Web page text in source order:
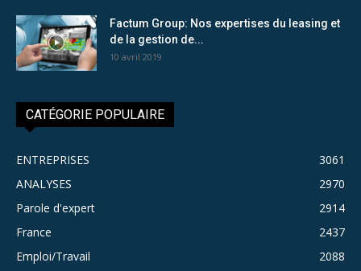
Factum Group: Nos expertises du leasing et
de la gestion de...
10 avril 2019
CATÉGORIE POPULAIRE
ENTREPRISES
3061
ANALYSES
2970
Parole d'expert
2914
France
2437
Emploi/Travail
2088